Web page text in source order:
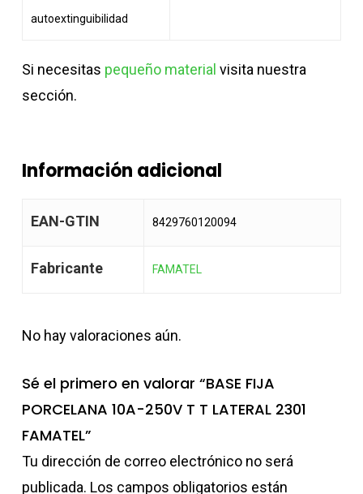
autoextinguibilidad
Si necesitas pequeño material visita nuestra
sección.
Información adicional
EAN-GTIN 8429760120094
Fabricante FAMATEL
No hay valoraciones aún.
Sé el primero en valorar “BASE FIJA
PORCELANA 10A-250V T T LATERAL 2301
FAMATEL”
Tu dirección de correo electrónico no será
publicada. Los campos obligatorios están